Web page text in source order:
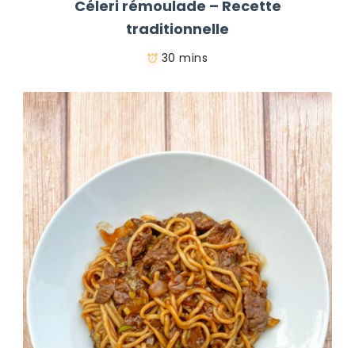
Céleri rémoulade – Recette
traditionnelle
30 mins